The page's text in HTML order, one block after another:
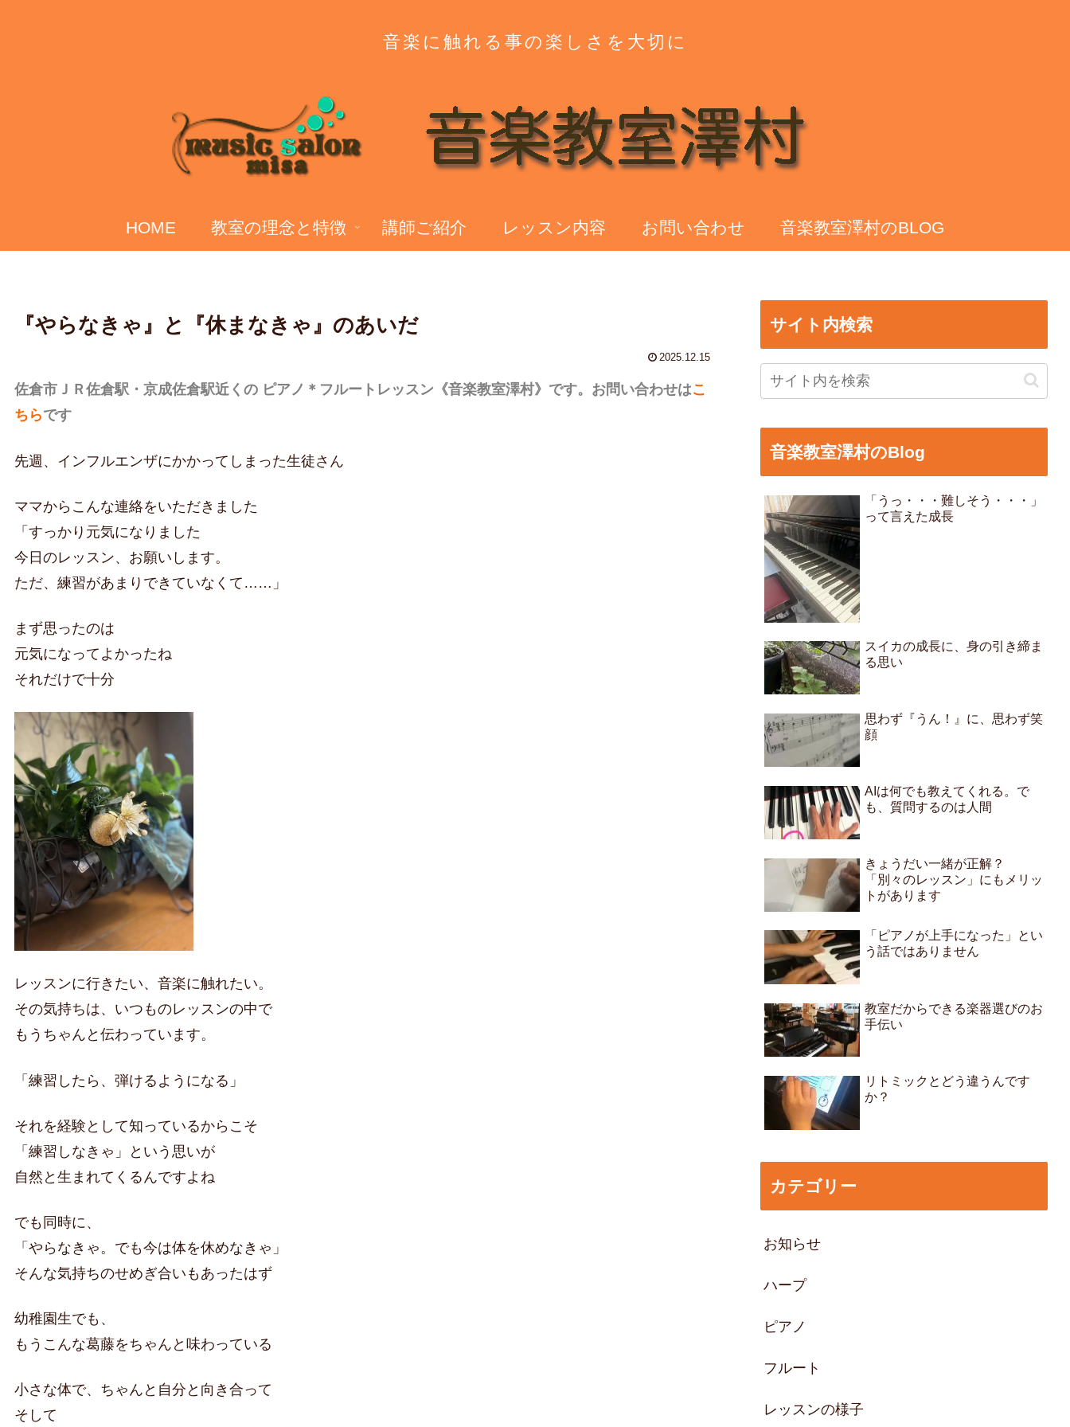
音楽に触れる事の楽しさを大切に
HOME 教室の理念と特徴 講師ご紹介 レッスン内容 お問い合わせ 音楽教室澤村のBLOG
『やらなきゃ』と『休まなきゃ』のあいだ
2025.12.15
佐倉市ＪＲ佐倉駅・京成佐倉駅近くの ピアノ＊フルートレッスン 《音楽教室澤村》です。お問い合わせはこ
ちらです
先週、インフルエンザにかかってしまった生徒さん
ママからこんな連絡をいただきました
「すっかり元気になりました
今日のレッスン、お願いします。
ただ、練習があまりできていなくて……」
まず思ったのは
元気になってよかったね
それだけで十分
レッスンに行きたい、音楽に触れたい。
その気持ちは、いつものレッスンの中で
もうちゃんと伝わっています。
「練習したら、弾けるようになる」
それを経験として知っているからこそ
「練習しなきゃ」という思いが
自然と生まれてくるんですよね
でも同時に、
「やらなきゃ。でも今は体を休めなきゃ」
そんな気持ちのせめぎ合いもあったはず
幼稚園生でも、
もうこんな葛藤をちゃんと味わっている
小さな体で、ちゃんと自分と向き合って
そして
サイト内検索
音楽教室澤村のBlog
「うっ・・・難しそう・・・」
って言えた成長
スイカの成長に、身の引き締ま
る思い
思わず『うん！』に、思わず笑
顔
AIは何でも教えてくれる。で
も、質問するのは人間
きょうだい一緒が正解？
「別々のレッスン」にもメリッ
トがあります
「ピアノが上手になった」とい
う話ではありません
教室だからできる楽器選びのお
手伝い
リトミックとどう違うんです
か？
カテゴリー
お知らせ
ハープ
ピアノ
フルート
レッスンの様子